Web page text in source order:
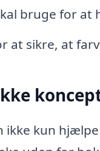
bruge for at
at sikre, at
kun